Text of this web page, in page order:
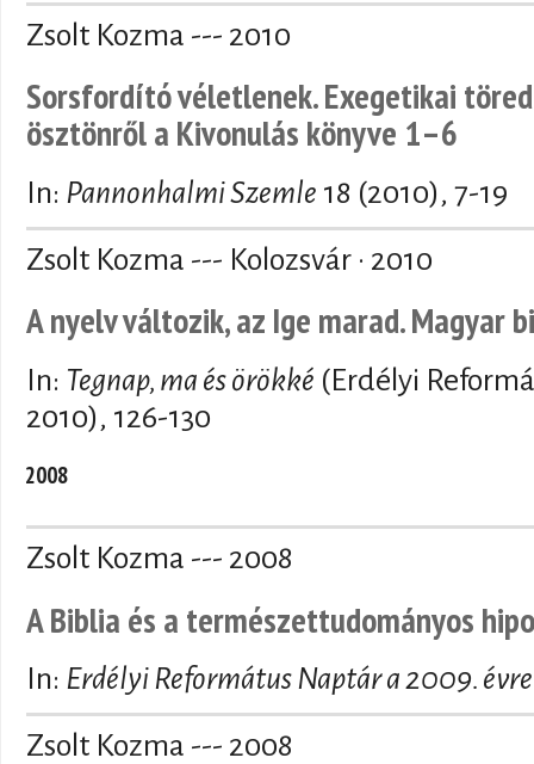
Zsolt Kozma --- 2010
Sorsfordító véletlenek. Exegetikai
ösztönről a Kivonulás könyve 1–6
In: Pannonhalmi Szemle 18 (2010), 7-19
Zsolt Kozma --- Kolozsvár · 2010
A nyelv változik, az Ige marad. Magyar
In: Tegnap, ma és örökké (Erdélyi
2010), 126-130
2008
Zsolt Kozma --- 2008
A Biblia és a természettudományos
In: Erdélyi Református Naptár a 2009. évre
Zsolt Kozma --- 2008